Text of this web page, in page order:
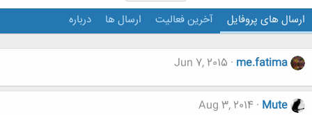
ارسال های پروفایل آخرین فعالیت ارسال ها درباره
me.fatima
Jun 7, 2015
Mute
Aug 3, 2014